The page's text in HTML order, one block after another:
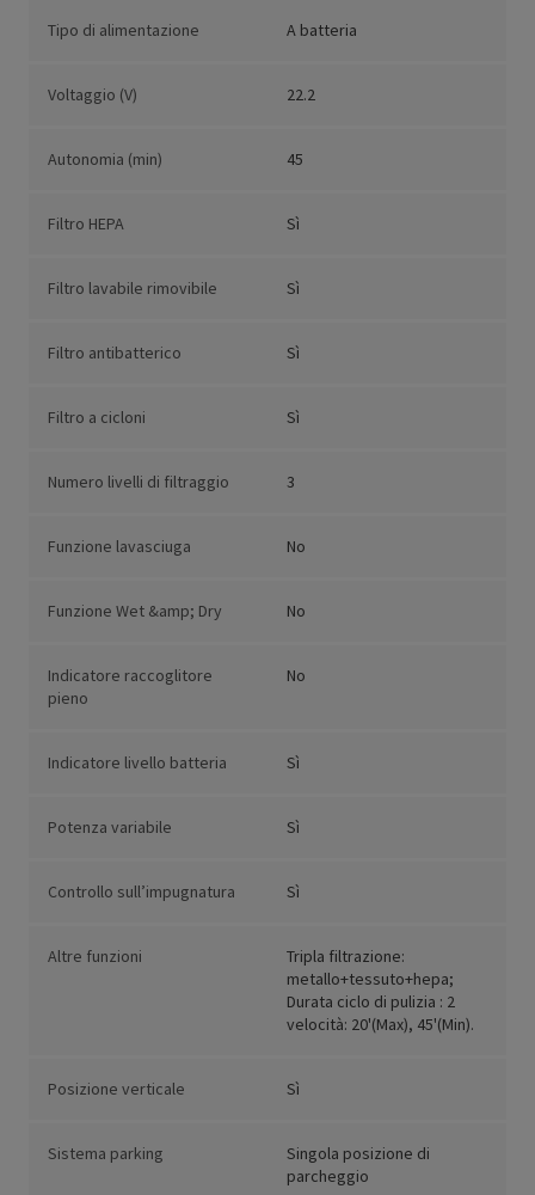
Tipo di alimentazione A batteria
Voltaggio (V) 22.2
Autonomia (min) 45
Filtro HEPA Sì
Filtro lavabile rimovibile Sì
Filtro antibatterico Sì
Filtro a cicloni Sì
Numero livelli di filtraggio 3
Funzione lavasciuga No
Funzione Wet &amp; Dry No
Indicatore raccoglitore
pieno
No
Indicatore livello batteria Sì
Potenza variabile Sì
Controllo sull’impugnatura Sì
Altre funzioni
Tripla filtrazione:
metallo+tessuto+hepa;
Durata ciclo di pulizia : 2
velocità: 20'(Max), 45'(Min).
Posizione verticale Sì
Sistema parking
Singola posizione di
parcheggio